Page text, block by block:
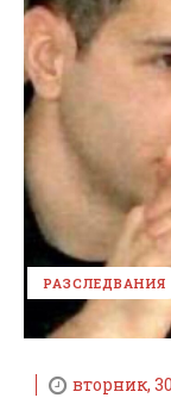
РАЗСЛЕДВАНИЯ
вторник,